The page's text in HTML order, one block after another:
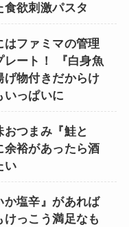
食欲刺激パスタ
はファミマの管理
レート！ 『白身魚
げ物付きだからけ
いっぱいに
おつまみ『鮭と
余裕があったら酒
い
か塩辛』があれば
けっこう満足なも